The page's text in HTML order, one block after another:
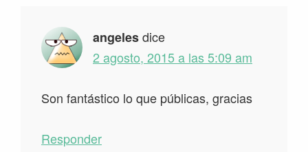
lectores
angelesdice
2 agosto, 2015 a las 5:09 am
Son fantástico lo que públicas, gracias
Responder